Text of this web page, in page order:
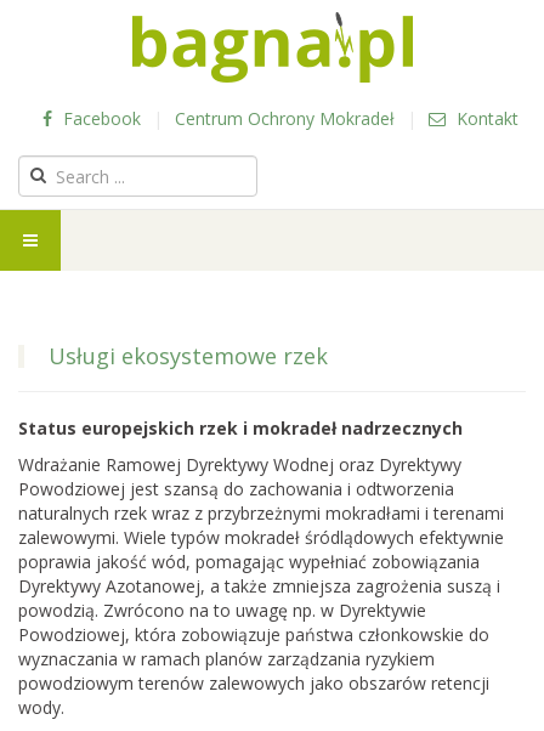
Facebook | Centrum Ochrony Mokradeł | Kontakt
Usługi ekosystemowe rzek
Status europejskich rzek i mokradeł nadrzecznych
Wdrażanie Ramowej Dyrektywy Wodnej oraz Dyrektywy
Powodziowej jest szansą do zachowania i odtworzenia
naturalnych rzek wraz z przybrzeżnymi mokradłami i terenami
zalewowymi. Wiele typów mokradeł śródlądowych efektywnie
poprawia jakość wód, pomagając wypełniać zobowiązania
Dyrektywy Azotanowej, a także zmniejsza zagrożenia suszą i
powodzią. Zwrócono na to uwagę np. w Dyrektywie
Powodziowej, która zobowiązuje państwa członkowskie do
wyznaczania w ramach planów zarządzania ryzykiem
powodziowym terenów zalewowych jako obszarów retencji
wody.